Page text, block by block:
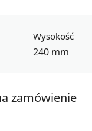
Wysokość
240 mm
zamówienie